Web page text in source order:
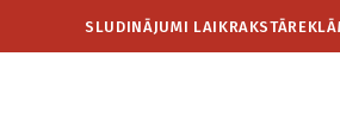
SLUDINĀJUMI LAIKRAKSTĀ